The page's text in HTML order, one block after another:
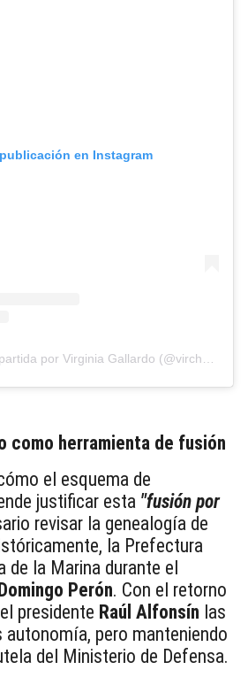
en Instagram
Una publicación compartida por Virginia Gallardo (@virchugallardo)
como herramienta de fusión
el esquema de
justificar esta "fusión por
revisar la genealogía de
la Prefectura
de la Marina durante el
Perón. Con el retorno
presidente Raúl Alfonsín las
autonomía, pero manteniendo
del Ministerio de Defensa.